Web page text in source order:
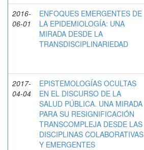
2016-
06-01
ENFOQUES EMERGENTES DE
LA EPIDEMIOLOGÍA: UNA
MIRADA DESDE LA
TRANSDISCIPLINARIEDAD
2017-
04-04
EPISTEMOLOGÍAS OCULTAS
EN EL DISCURSO DE LA
SALUD PÚBLICA. UNA MIRADA
PARA SU RESIGNIFICACIÓN
TRANSCOMPLEJA DESDE LAS
DISCIPLINAS COLABORATIVAS
Y EMERGENTES